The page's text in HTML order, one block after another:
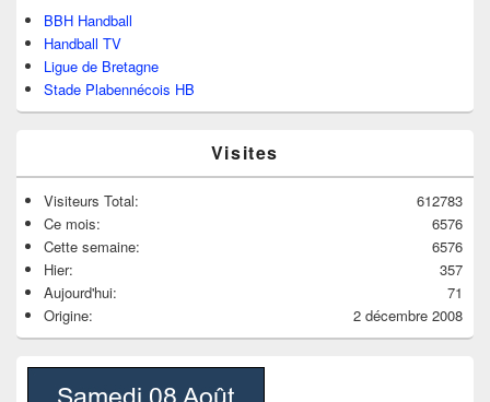
BBH Handball
Handball TV
Ligue de Bretagne
Stade Plabennécois HB
Visites
612783
Visiteurs Total:
6576
Ce mois:
6576
Cette semaine:
357
Hier:
71
Aujourd'hui:
2 décembre 2008
Origine: